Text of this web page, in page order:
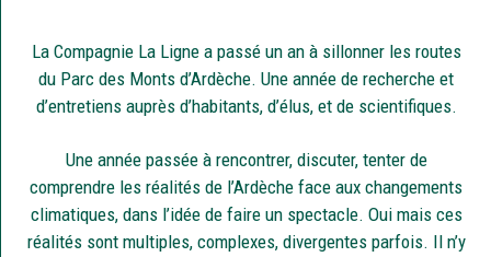
La Compagnie La Ligne a passé un an à sillonner les routes
du Parc des Monts d’Ardèche. Une année de recherche et
d’entretiens auprès d’habitants, d’élus, et de scientifiques.
Une année passée à rencontrer, discuter, tenter de
comprendre les réalités de l’Ardèche face aux changements
climatiques, dans l’idée de faire un spectacle. Oui mais ces
réalités sont multiples, complexes, divergentes parfois. Il n’y